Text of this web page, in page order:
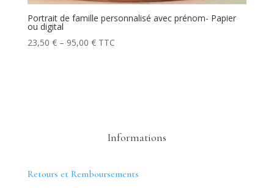
Portrait de famille personnalisé avec prénom- Papier
ou digital
23,50 €– 95,00 € TTC
Informations
Retours et Remboursements